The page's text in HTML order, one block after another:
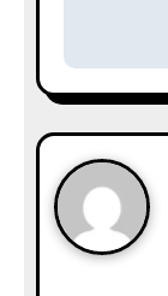
v
i
g
a